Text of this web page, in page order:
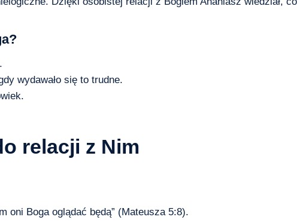
wydawało się to trudne.
relacji z Nim
oni Boga oglądać będą” (Mateusza 5:8).